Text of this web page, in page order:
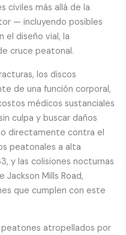
civiles más allá de la
— incluyendo posibles
el diseño vial, la
cruce peatonal.
los discos
de una función corporal,
médicos sustanciales
culpa y buscar daños
directamente contra el
peatonales a alta
y las colisiones nocturnas
Mills Road,
que cumplen con este
peatones atropellados por